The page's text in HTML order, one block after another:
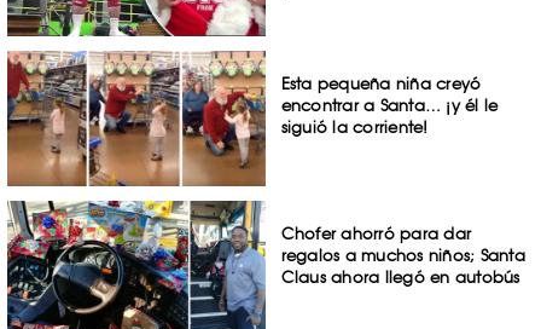
Esta pequeña niña creyó
encontrar a Santa… ¡y él le
siguió la corriente!
Chofer ahorró para dar
regalos a muchos niños; Santa
Claus ahora llegó en autobús